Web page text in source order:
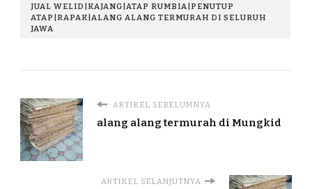
JUAL WELID|KAJANG|ATAP RUMBIA|PENUTUP
ATAP|RAPAK|ALANG ALANG TERMURAH DI SELURUH
JAWA
ARTIKEL SEBELUMNYA
alang alang termurah di Mungkid
ARTIKEL SELANJUTNYA